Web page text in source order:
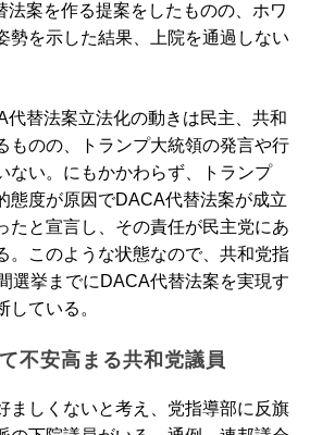
法案を作る提案をしたものの、ホワ
勢を示した結果、上院を通過しない
替法案立法化の動きは民主、共和
ものの、トランプ大統領の発言や行
ない。にもかかわらず、トランプ
態度が原因でDACA代替法案が成立
たと宣言し、その責任が民主党にあ
。このような状態なので、共和党指
選挙までにDACA代替法案を実現す
している。
不安高まる共和党議員
しくないと考え、党指導部に反旗